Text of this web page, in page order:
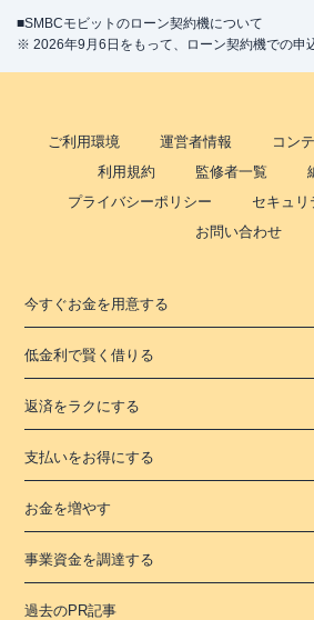
駐車場 ✕
兵庫県神戸市中央
■SMBCモビットのローン契約機について
※ 2026年9月6日をもって、ローン契約機での申
ご利用環境 運営者情報
コン
利用規約
監修者一覧
プライバシーポリシー
セキュリ
お問い合わせ
今すぐお金を用意する
低金利で賢く借りる
返済をラクにする
支払いをお得にする
お金を増やす
事業資金を調達する
過去のPR記事